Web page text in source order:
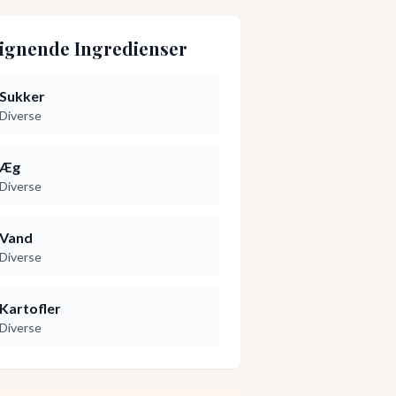
Ingredienser
Sukker
Diverse
Æg
Diverse
Vand
Diverse
Kartofler
Diverse